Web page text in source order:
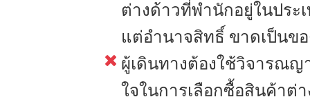
ต่างด้าวที่พำนักอยู่ในประ
แต่อำนาจสิทธิ์ ขาดเป็นขอ
ผู้เดินทางต้องใช้วิจารณ
ใจในการเลือกซื้อสินค้าต่า